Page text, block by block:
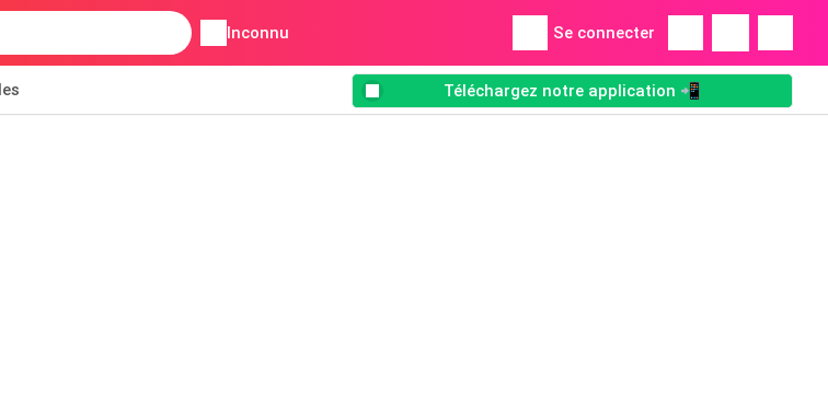
Inconnu Se connecter
Téléchargez notre application 📲